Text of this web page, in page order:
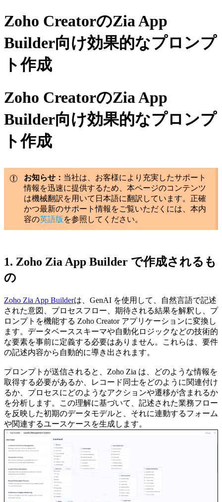
Zoho CreatorのZia App
Builder向け効果的なプロンプ
ト作成
Zoho CreatorのZia App
Builder向け効果的なプロンプ
ト作成
お知らせ： 当社は、お客様により充実したサポート
情報を迅速に提供するため、本ページのコンテンツ
は機械翻訳を用いて日本語に翻訳しています。正確
かつ最新のサポート情報をご覧いただくには、本内
容の英語版 を参照してください。
1. Zoho Zia App Builder で作成されるも
の
Zoho Zia App Builderは、GenAI を使用して、自然言語で記述
された意図、プロセスフロー、期待される結果を解釈し、プ
ロンプトを機能する Zoho Creator アプリケーションに変換し
ます。データベーススキーマや自動化ロジックなどの技術的
な要素を事前に定義する必要はありません。これらは、要件
の記述内容から自動的に導き出されます。
プロンプトが送信されると、Zoho Zia は、どのような情報を
取得する必要があるか、レコード同士をどのように関連付け
るか、プロセスにどのようなアクションや遷移が含まれるか
を分析します。この理解に基づいて、記述された業務フロー
を反映した初期のデータモデルと、それに連動するフォーム
や関連するユースケースを生成します。